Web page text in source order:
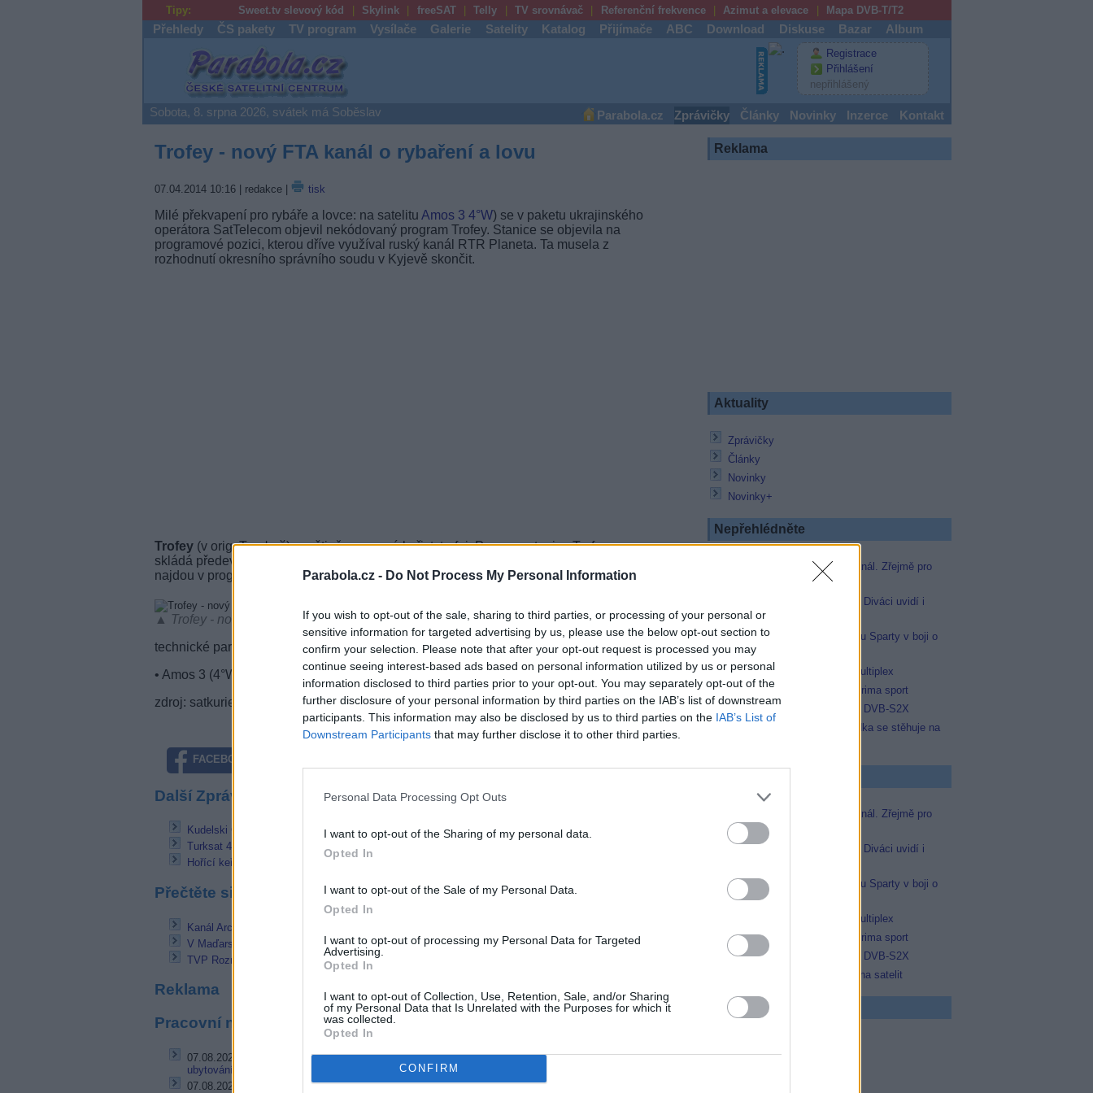
Parabola.cz - Do Not Process My Personal Information
If you wish to opt-out of the sale, sharing to third parties, or processing of your personal or
sensitive information for targeted advertising by us, please use the below opt-out section to
confirm your selection. Please note that after your opt-out request is processed you may
continue seeing interest-based ads based on personal information utilized by us or personal
information disclosed to third parties prior to your opt-out. You may separately opt-out of the
further disclosure of your personal information by third parties on the IAB’s list of downstream
participants. This information may also be disclosed by us to third parties on the IAB’s List of
Downstream Participants that may further disclose it to other third parties.
Personal Data Processing Opt Outs
I want to opt-out of the Sharing of my personal data.
Opted In
I want to opt-out of the Sale of my Personal Data.
Opted In
I want to opt-out of processing my Personal Data for Targeted
Advertising.
Opted In
I want to opt-out of Collection, Use, Retention, Sale, and/or Sharing
of my Personal Data that Is Unrelated with the Purposes for which it
was collected.
Opted In
CONFIRM
Tipy: Sweet.tv slevový kód Skylink freeSAT Telly TV srovnávač Referenční frekvence Azimut a elevace Mapa DVB-T/T2
Přehledy ČS pakety TV program Vysílače Galerie Satelity Katalog Přijímače ABC Download Diskuse Bazar Album
Parabola.cz
Registrace
Přihlášení
nepřihlášený
Sobota, 8. srpna 2026, svátek má Soběslav Parabola.cz Zprávičky Články Novinky Inzerce Kontakt
Trofey - nový FTA kanál o rybaření a lovu
07.04.2014 10:16| redakce | tisk
Milé překvapení pro rybáře a lovce: na satelitu Amos 3 4°W) se v paketu ukrajinského
operátora SatTelecom objevil nekódovaný program Trofey. Stanice se objevila na
programové pozici, kterou dříve využíval ruský kanál RTR Planeta. Ta musela z
rozhodnutí okresního správního soudu v Kyjevě skončit.
Trofey(v orig. Трофей) v ruštině znamená kořist, trofej. Program stanice Trofey se
skládá především z programů v ruském jazyce - kromě pořadů o rybaření a lovu diváci
najdou v programu zajímavé informace týkající se sběru lesních plodů, hub a bylin.
▲ Trofey - nový FTA kanál o rybaření a lovu
technické parametry:
• Amos 3 (4°W), freq. 11,389 GHz, pol. H, SR 27500, FEC 3/4, DVB-S/QPSK,FTA
zdroj: satkurier.pl
FACEBOOK
Další Zprávičky
Kudelski Group potvrdil akvizici Conaxu
Turksat 4A s prvními testovacími TV signály
Hořící keř: Hlavní cena na Mezinárodním filmovém festivalu v Hongkongu
Přečtěte si také
Kanál Archyz 24 v nabídce Trikolor TV
V Maďarsku odstartoval C8. U nás bude brzy také
TVP Rozrywka International odstartuje 26. března
Reklama
Pracovní nabídky
07.08.2026 -
Bosch Powertrain s.r.o. Jihlava • linkový střídač • mzda 48.400 Kč • příspěvek na
ubytování (Jihlava, okres Jihlava)
07.08.2026 -
Bosch Powertrain s.r.o. Jihlava • obsluha CNC strojů • mzda 48.400 Kč • náborový
Reklama
Aktuality
Zprávičky
Články
Novinky
Novinky+
Nepřehlédněte
Skylink spustil nový Test kanál. Zřejmě pro
Oneplay zařadí Prima sport. Diváci uvidí i
zápas Sparty proti Lyonu
Prima sport odvysílá i odvetu Sparty v boji o
Ligu mistrů
Operátor Du převzal další multiplex
Antik TV potvrdil zařazení Prima sport
Televisa Networks přešla na DVB-S2X
Talkshow 7 pádů Honzy Dědka se stěhuje na
Skylink spustil nový Test kanál. Zřejmě pro
Prima sport
Oneplay zařadí Prima sport. Diváci uvidí i
Prima sport odvysílá i odvetu Sparty v boji o
Ligu mistrů
Operátor Du převzal další multiplex
Antik TV potvrdil zařazení Prima sport
Televisa Networks přešla na DVB-S2X
Ukrajinská Super+ se vrací na satelit
TV program